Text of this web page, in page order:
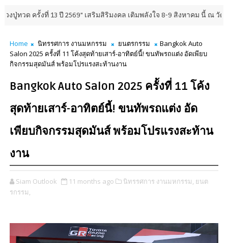
ปี 2569" เสริมสิริมงคล เติมพลังใจ 8-9 สิงหาคม นี้ ณ วัดห้วยมงคล จัง
Home นิทรรศการ งานมหกรรม ยนตรกรรม
Bangkok Auto
Salon 2025 ครั้งที่ 11 โค้งสุดท้ายเสาร์-อาทิตย์นี้! ขนทัพรถแต่ง อัดเพียบ
กิจกรรมสุดมันส์ พร้อมโปรแรงสะท้านงาน
Bangkok Auto Salon 2025 ครั้งที่ 11 โค้ง
สุดท้ายเสาร์-อาทิตย์นี้! ขนทัพรถแต่ง อัด
เพียบกิจกรรมสุดมันส์ พร้อมโปรแรงสะท้าน
งาน
Siam Outlook 11 months ago นิทรรศการ งานมหกรรม, ยนต
รกรรม,